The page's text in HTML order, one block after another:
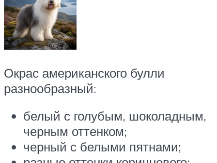
Окрас американского булли
разнообразный:
белый с голубым, шоколадным,
черным оттенком;
черный с белыми пятнами;